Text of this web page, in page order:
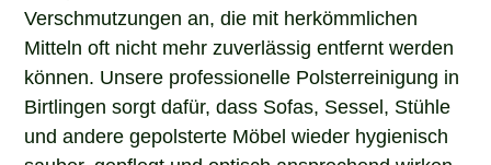
Verschmutzungen an, die mit herkömmlichen
Mitteln oft nicht mehr zuverlässig entfernt werden
können. Unsere professionelle Polsterreinigung in
Birtlingen sorgt dafür, dass Sofas, Sessel, Stühle
und andere gepolsterte Möbel wieder hygienisch
sauber, gepflegt und optisch ansprechend wirken.